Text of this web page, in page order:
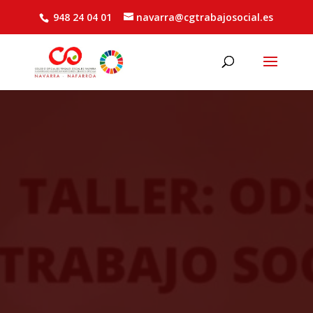
948 24 04 01 navarra@cgtrabajosocial.es